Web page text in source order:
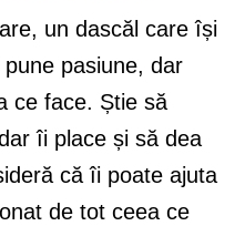
un dascăl care își
pasiune, dar
ce face. Știe să
îi place și să dea
că îi poate ajuta
de tot ceea ce